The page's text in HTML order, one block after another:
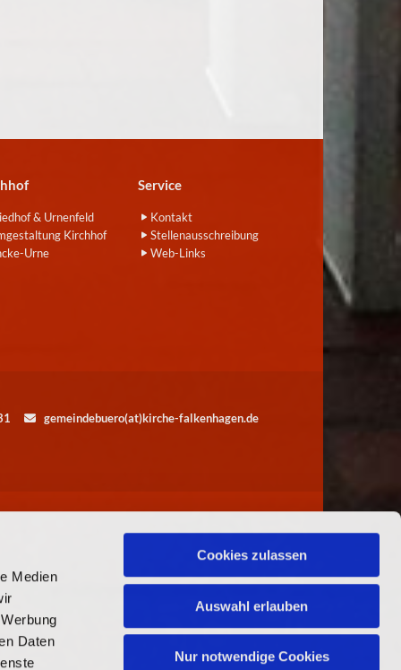
Medien
Daten
Cookies zulassen
Auswahl erlauben
Nur notwendige Cookies
& Urnenfeld
Kirchhof
Urne
Service
Kontakt
Stellenausschreibung
Web-Links
 gemeindebuero(at)kirche-falkenhagen.de